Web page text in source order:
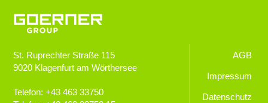
St. Ruprechter Straße 115
9020 Klagenfurt am Wörthersee
Telefon:+43 463 33750
AGB
Impressum
Datenschutz